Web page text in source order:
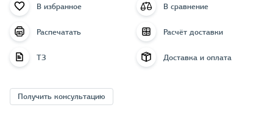
В избранное В сравнение
Распечатать Расчёт доставки
ТЗ Доставка и оплата
Получить консультацию